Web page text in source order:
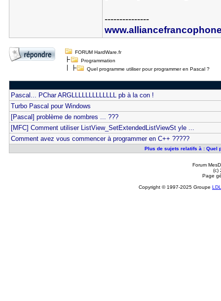
---------------
FORUM HardWare.fr
Programmation
Quel programme utiliser pour programmer en Pascal ?
Pascal... PChar ARGLLLLLLLLLLLLL pb à la con !
Turbo Pascal pour Windows
[Pascal] problème de nombres ... ???
[MFC] Comment utiliser ListView_SetExtendedListViewSt yle ...
Comment avez vous commencer à programmer en C++ ?????
Plus de sujets relatifs à : Quel
Forum
(c)
Page
Copyright © 1997-2025 Groupe